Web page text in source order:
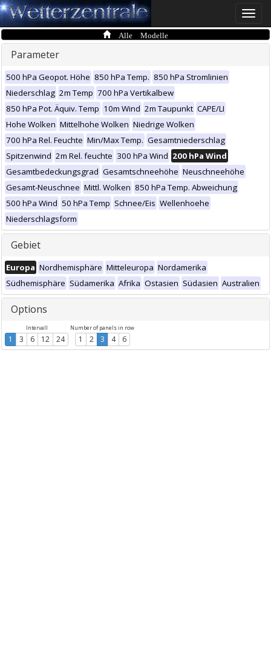
Toggle
Alle Modelle
Parameter
500 hPa Geopot. Höhe 850 hPa Temp. 850 hPa Stromlinien
Niederschlag 2m Temp 700 hPa Vertikalbew
850 hPa Pot. Äquiv. Temp 10m Wind 2m Taupunkt CAPE/LI
Hohe Wolken Mittelhohe Wolken Niedrige Wolken
700 hPa Rel. Feuchte Min/Max Temp. Gesamtniederschlag
Spitzenwind 2m Rel. feuchte 300 hPa Wind 200 hPa Wind
Gesamtbedeckungsgrad Gesamtschneehöhe Neuschneehöhe
Gesamt-Neuschnee Mittl. Wolken 850 hPa Temp. Abweichung
500 hPa Wind 50 hPa Temp Schnee/Eis Wellenhoehe
Niederschlagsform
Gebiet
Europa Nordhemisphäre Mitteleuropa Nordamerika
Südhemisphäre Südamerika Afrika Ostasien Südasien Australien
Options
Intervall
1 3 6 12 24
Number of panels in row
1 2 3 4 6